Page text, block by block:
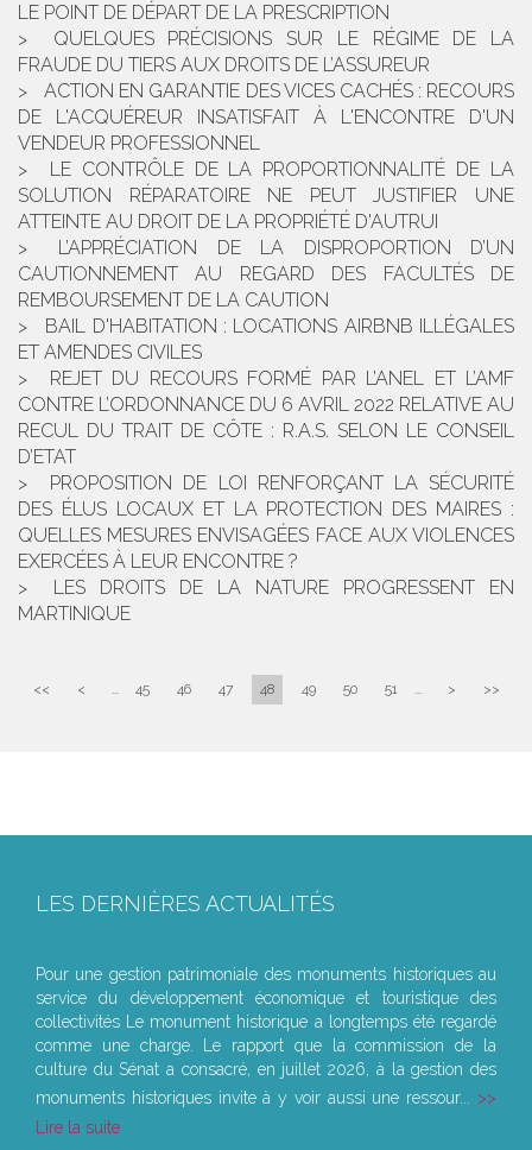
LE POINT DE DÉPART DE LA PRESCRIPTION
QUELQUES PRÉCISIONS SUR LE RÉGIME DE LA
FRAUDE DU TIERS AUX DROITS DE L’ASSUREUR
ACTION EN GARANTIE DES VICES CACHÉS : RECOURS
DE L'ACQUÉREUR INSATISFAIT À L'ENCONTRE D'UN
VENDEUR PROFESSIONNEL
LE CONTRÔLE DE LA PROPORTIONNALITÉ DE LA
SOLUTION RÉPARATOIRE NE PEUT JUSTIFIER UNE
ATTEINTE AU DROIT DE LA PROPRIÉTÉ D'AUTRUI
L’APPRÉCIATION DE LA DISPROPORTION D’UN
CAUTIONNEMENT AU REGARD DES FACULTÉS DE
REMBOURSEMENT DE LA CAUTION
BAIL D'HABITATION : LOCATIONS AIRBNB ILLÉGALES
ET AMENDES CIVILES
REJET DU RECOURS FORMÉ PAR L’ANEL ET L’AMF
CONTRE L’ORDONNANCE DU 6 AVRIL 2022 RELATIVE AU
RECUL DU TRAIT DE CÔTE : R.A.S. SELON LE CONSEIL
D’ETAT
PROPOSITION DE LOI RENFORÇANT LA SÉCURITÉ
DES ÉLUS LOCAUX ET LA PROTECTION DES MAIRES :
QUELLES MESURES ENVISAGÉES FACE AUX VIOLENCES
EXERCÉES À LEUR ENCONTRE ?
LES DROITS DE LA NATURE PROGRESSENT EN
MARTINIQUE
<< < ... 45 46 47 48 49 50 51 ... > >>
LES DERNIÈRES ACTUALITÉS
Pour une gestion patrimoniale des monuments historiques au
service du développement économique et touristique des
collectivités Le monument historique a longtemps été regardé
comme une charge. Le rapport que la commission de la
culture du Sénat a consacré, en juillet 2026, à la gestion des
monuments historiques invite à y voir aussi une ressour...
Lire la suite